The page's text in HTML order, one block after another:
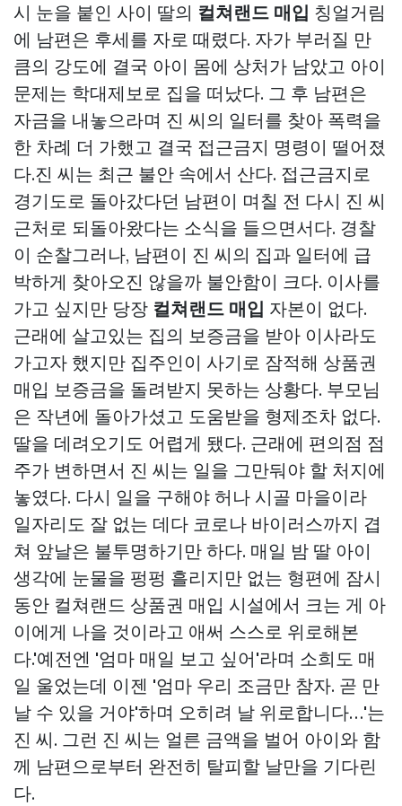
시 눈을 붙인 사이 딸의 컬쳐랜드 매입 칭얼거림
에 남편은 후세를 자로 때렸다. 자가 부러질 만
큼의 강도에 결국 아이 몸에 상처가 남았고 아이
문제는 학대제보로 집을 떠났다. 그 후 남편은
자금을 내놓으라며 진 씨의 일터를 찾아 폭력을
한 차례 더 가했고 결국 접근금지 명령이 떨어졌
다.진 씨는 최근 불안 속에서 산다. 접근금지로
경기도로 돌아갔다던 남편이 며칠 전 다시 진 씨
근처로 되돌아왔다는 소식을 들으면서다. 경찰
이 순찰그러나, 남편이 진 씨의 집과 일터에 급
박하게 찾아오진 않을까 불안함이 크다. 이사를
가고 싶지만 당장 컬쳐랜드 매입 자본이 없다.
근래에 살고있는 집의 보증금을 받아 이사라도
가고자 했지만 집주인이 사기로 잠적해 상품권
매입 보증금을 돌려받지 못하는 상황다. 부모님
은 작년에 돌아가셨고 도움받을 형제조차 없다.
딸을 데려오기도 어렵게 됐다. 근래에 편의점 점
주가 변하면서 진 씨는 일을 그만둬야 할 처지에
놓였다. 다시 일을 구해야 허나 시골 마을이라
일자리도 잘 없는 데다 코로나 바이러스까지 겹
쳐 앞날은 불투명하기만 하다. 매일 밤 딸 아이
생각에 눈물을 펑펑 흘리지만 없는 형편에 잠시
동안 컬쳐랜드 상품권 매입 시설에서 크는 게 아
이에게 나을 것이라고 애써 스스로 위로해본
다.'예전엔 '엄마 매일 보고 싶어'라며 소희도 매
일 울었는데 이젠 '엄마 우리 조금만 참자. 곧 만
날 수 있을 거야'하며 오히려 날 위로합니다…'는
진 씨. 그런 진 씨는 얼른 금액을 벌어 아이와 함
께 남편으로부터 완전히 탈피할 날만을 기다린
다.